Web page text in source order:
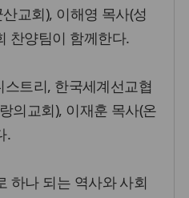
교회), 이해영 목사(성
찬양팀이 함께한다.
트리, 한국세계선교협
의교회), 이재훈 목사(온
.
하나 되는 역사와 사회